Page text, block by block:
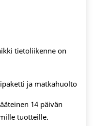
tietoliikenne on
ja matkahuolto
14 päivän
tuotteille.